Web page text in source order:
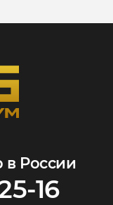
России
16